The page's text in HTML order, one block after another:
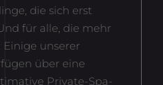
die sich erst
für alle, die mehr
Einige unserer
über eine
Private-Spa-